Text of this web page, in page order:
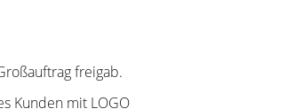
freigab.
Kunden mit LOGO